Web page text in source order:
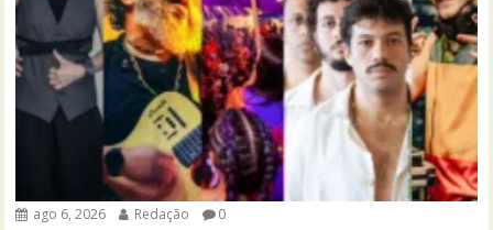
ago 6, 2026 Redação 0